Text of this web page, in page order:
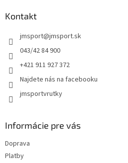
Kontakt
jmsport@jmsport.sk
043/42 84 900
+421 911 927 372
Najdete nás na facebooku
jmsportvrutky
Informácie pre vás
Doprava
Platby